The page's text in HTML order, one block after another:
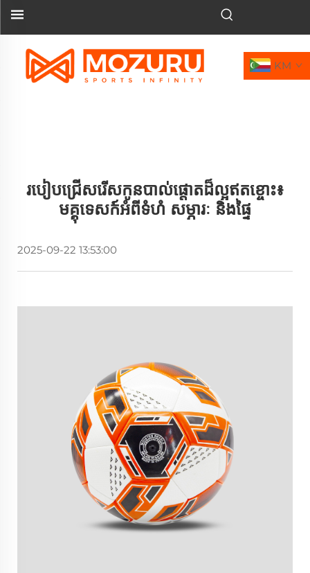
KM
របៀបជ្រើសរើសកូនបាល់ផ្តោតដ៏ល្អឥតខ្ចោះ៖
មគ្គុទេសក៍អំពីទំហំ សម្ភារៈ និងផ្ទៃ
2025-09-22 13:53:00